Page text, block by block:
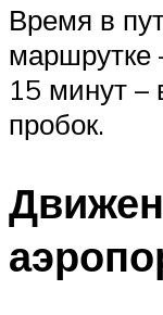
Время в
маршрутке
15 минут –
пробок.